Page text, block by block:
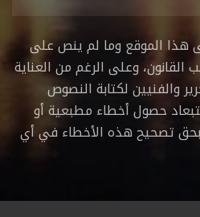
هذا الموقع وما لم ينص على
وعلى الرغم من العناية
والفنيين لكتابة النصوص
حصول أخطاء مطبعية أو
بحق تصحيح هذه الأخطاء في أي